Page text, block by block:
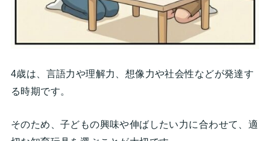
4歳は、言語力や理解力、想像力や社会性などが発達す
る時期です。
そのため、子どもの興味や伸ばしたい力に合わせて、適